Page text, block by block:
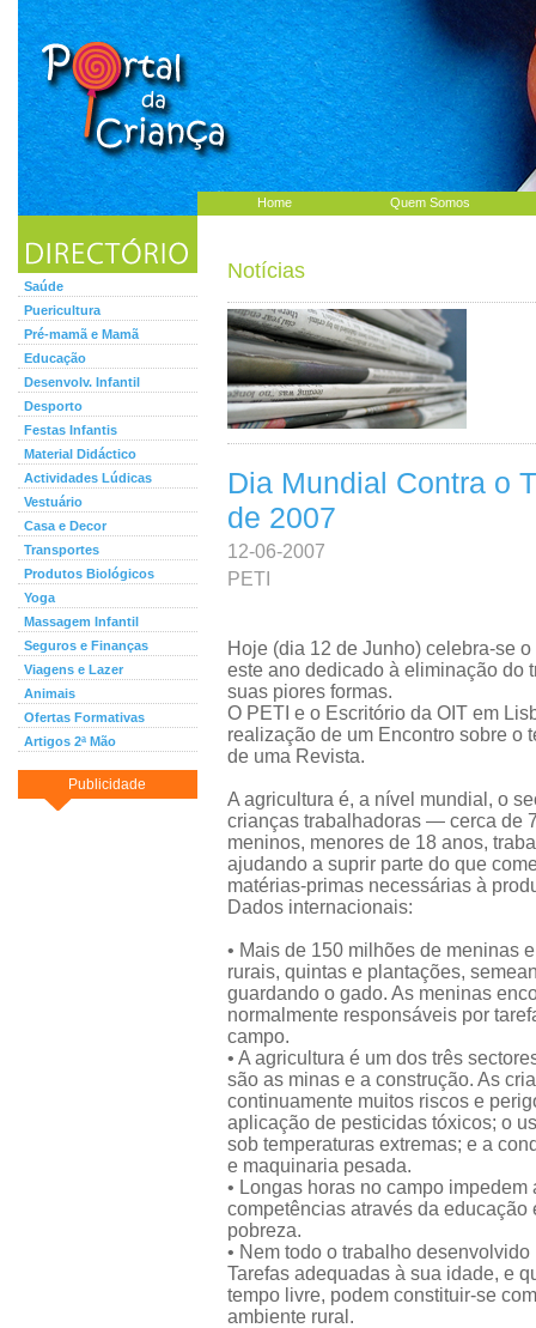
Home Quem Somos
Saúde
Puericultura
Pré-mamã e Mamã
Educação
Desenvolv. Infantil
Desporto
Festas Infantis
Material Didáctico
Actividades Lúdicas
Vestuário
Casa e Decor
Transportes
Produtos Biológicos
Yoga
Massagem Infantil
Seguros e Finanças
Viagens e Lazer
Animais
Ofertas Formativas
Artigos 2ª Mão
Publicidade
Notícias
Dia Mundial Contra o
de 2007
12-06-2007
PETI
Hoje (dia 12 de Junho) celebra-se
este ano dedicado à eliminação do
suas piores formas.
O PETI e o Escritório da OIT em
realização de um Encontro sobre o
de uma Revista.
A agricultura é, a nível mundial, o
crianças trabalhadoras — cerca de
meninos, menores de 18 anos,
ajudando a suprir parte do que
matérias-primas necessárias à
Dados internacionais:
• Mais de 150 milhões de meninas
rurais, quintas e plantações,
guardando o gado. As meninas
normalmente responsáveis por
campo.
• A agricultura é um dos três
são as minas e a construção. As
continuamente muitos riscos e
aplicação de pesticidas tóxicos; o
sob temperaturas extremas; e a
e maquinaria pesada.
• Longas horas no campo
competências através da
pobreza.
• Nem todo o trabalho
Tarefas adequadas à sua idade, e
tempo livre, podem constituir-se
ambiente rural.